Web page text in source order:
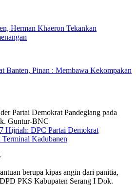
Herman Khaeron Tekankan
Banten, Pinan : Membawa Kekompakan
Hijriah: DPC Partai Demokrat
Terminal Kadubanen